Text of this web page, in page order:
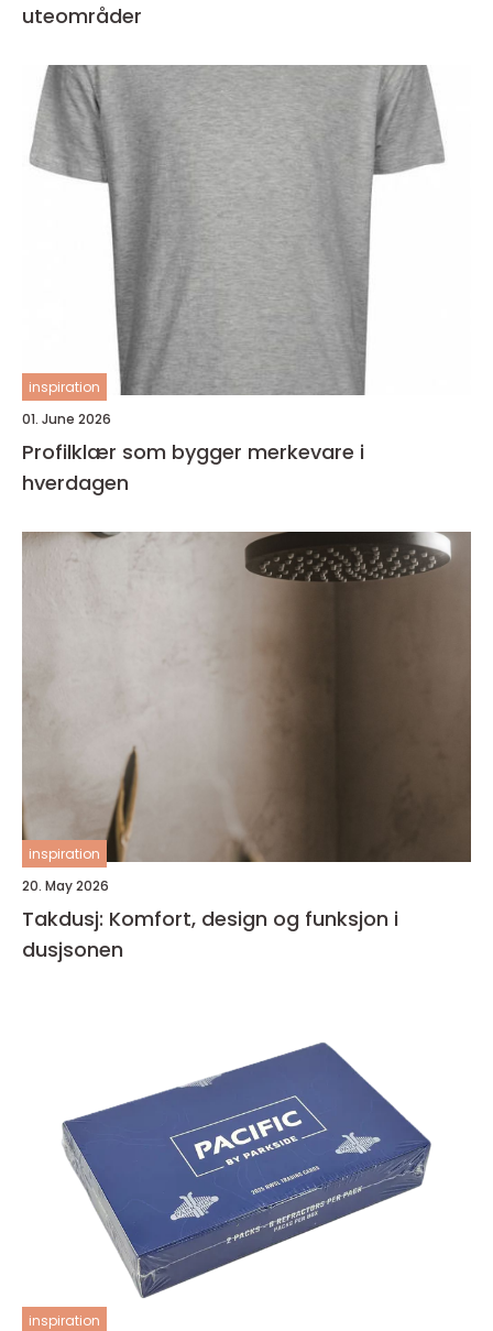
uteområder
inspiration
01. June 2026
Profilklær som bygger merkevare i
hverdagen
inspiration
20. May 2026
Takdusj: Komfort, design og funksjon i
dusjsonen
inspiration